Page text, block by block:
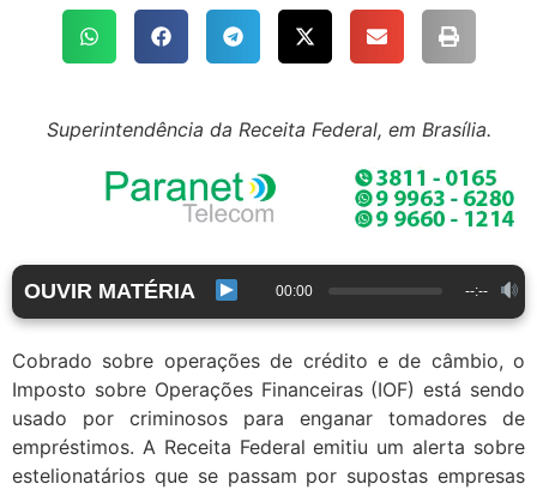
Superintendência da Receita Federal, em Brasília.
OUVIR MATÉRIA 00:00 --:--
Cobrado sobre operações de crédito e de câmbio, o
Imposto sobre Operações Financeiras (IOF) está sendo
usado por criminosos para enganar tomadores de
empréstimos. A Receita Federal emitiu um alerta sobre
estelionatários que se passam por supostas empresas